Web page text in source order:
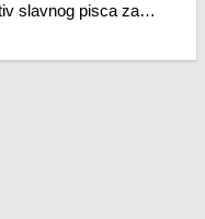
slavnog pisca za